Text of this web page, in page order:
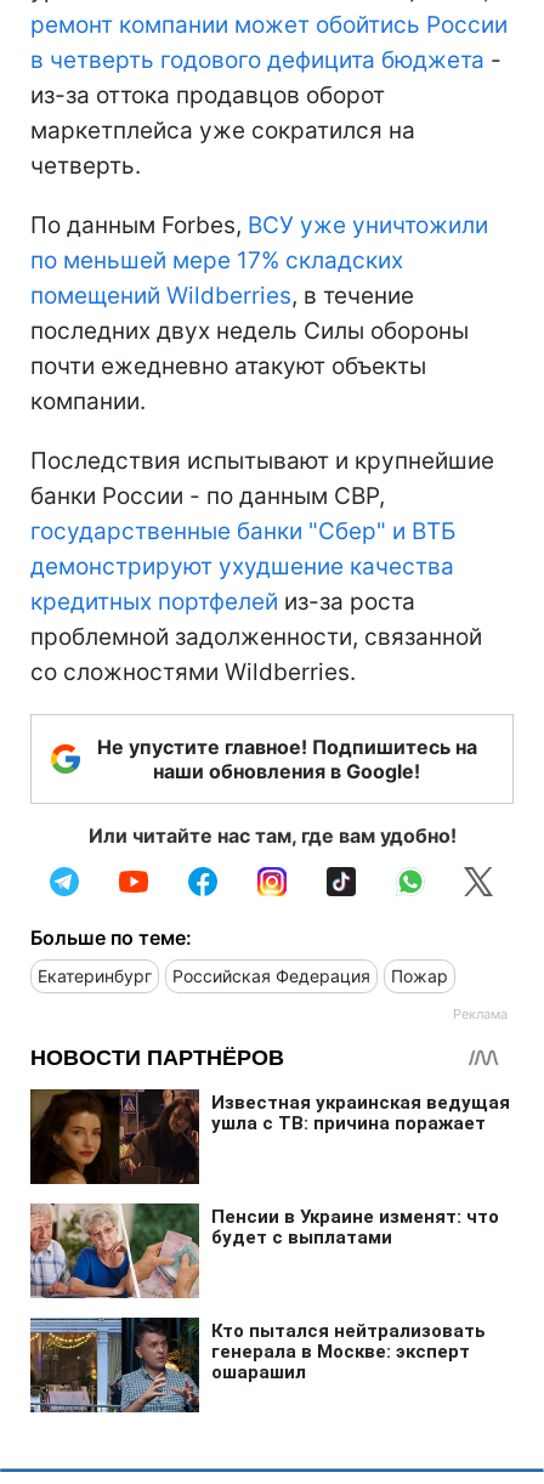
ремонт компании может обойтись России
в четверть годового дефицита бюджета -
из-за оттока продавцов оборот
маркетплейса уже сократился на
четверть.
По данным Forbes, ВСУ уже уничтожили
по меньшей мере 17% складских
помещений Wildberries, в течение
последних двух недель Силы обороны
почти ежедневно атакуют объекты
компании.
Последствия испытывают и крупнейшие
банки России - по данным СВР,
государственные банки "Сбер" и ВТБ
демонстрируют ухудшение качества
кредитных портфелей из-за роста
проблемной задолженности, связанной
со сложностями Wildberries.
Не упустите главное! Подпишитесь на
наши обновления в Google!
Или читайте нас там, где вам удобно!
Больше по теме:
Екатеринбург Российская Федерация Пожар